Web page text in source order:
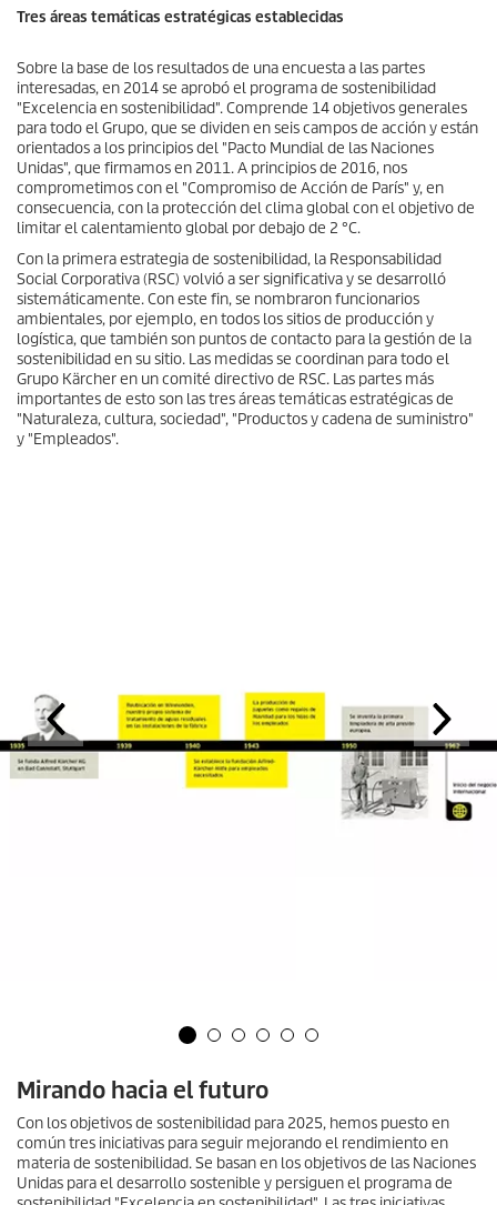
Tres áreas temáticas estratégicas establecidas
Sobre la base de los resultados de una encuesta a las partes
interesadas, en 2014 se aprobó el programa de sostenibilidad
"Excelencia en sostenibilidad". Comprende 14 objetivos generales
para todo el Grupo, que se dividen en seis campos de acción y están
orientados a los principios del "Pacto Mundial de las Naciones
Unidas", que firmamos en 2011. A principios de 2016, nos
comprometimos con el "Compromiso de Acción de París" y, en
consecuencia, con la protección del clima global con el objetivo de
limitar el calentamiento global por debajo de 2 °C.
Con la primera estrategia de sostenibilidad, la Responsabilidad
Social Corporativa (RSC) volvió a ser significativa y se desarrolló
sistemáticamente. Con este fin, se nombraron funcionarios
ambientales, por ejemplo, en todos los sitios de producción y
logística, que también son puntos de contacto para la gestión de la
sostenibilidad en su sitio. Las medidas se coordinan para todo el
Grupo Kärcher en un comité directivo de RSC. Las partes más
importantes de esto son las tres áreas temáticas estratégicas de
"Naturaleza, cultura, sociedad", "Productos y cadena de suministro"
y "Empleados".
Mirando hacia el futuro
Con los objetivos de sostenibilidad para 2025, hemos puesto en
común tres iniciativas para seguir mejorando el rendimiento en
materia de sostenibilidad. Se basan en los objetivos de las Naciones
Unidas para el desarrollo sostenible y persiguen el programa de